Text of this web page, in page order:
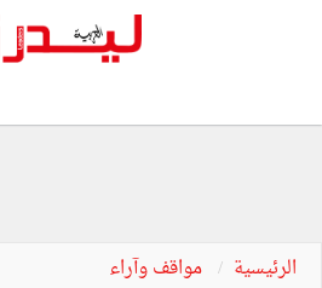
الرئيسية مواقف وآراء